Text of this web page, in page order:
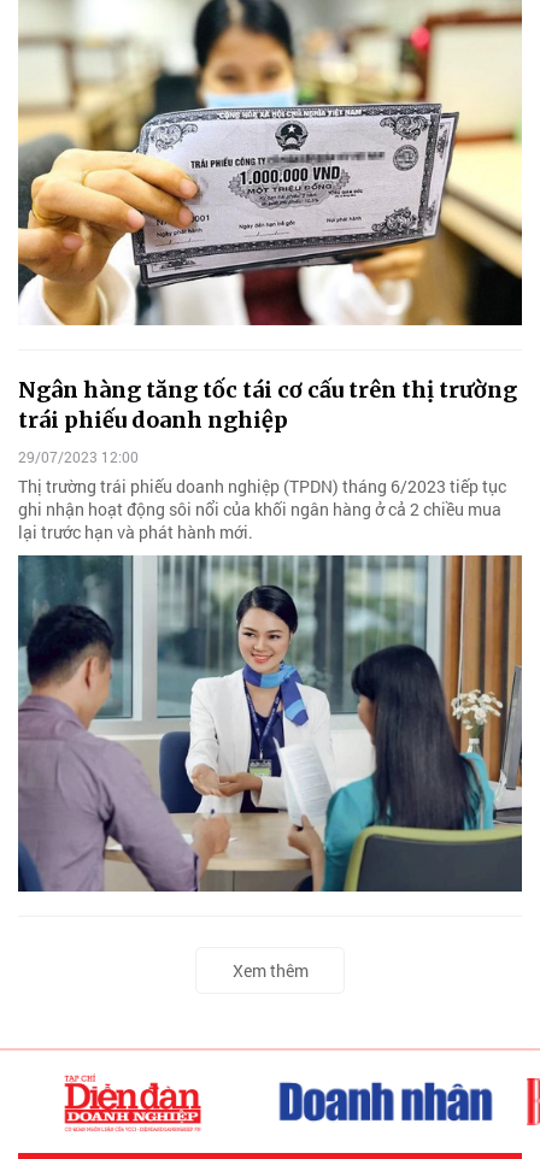
Ngân hàng tăng tốc tái cơ cấu trên thị trường
trái phiếu doanh nghiệp
29/07/2023 12:00
Thị trường trái phiếu doanh nghiệp (TPDN) tháng 6/2023 tiếp tục
ghi nhận hoạt động sôi nổi của khối ngân hàng ở cả 2 chiều mua
lại trước hạn và phát hành mới.
Xem thêm